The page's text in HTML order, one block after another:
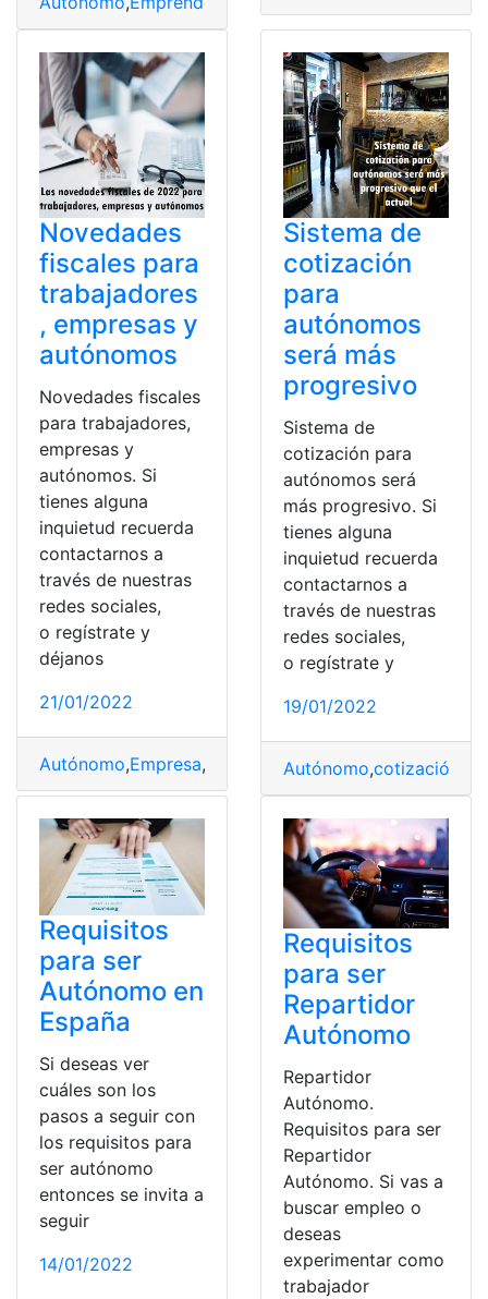
Novedades
fiscales para
trabajadores
, empresas y
autónomos
Novedades fiscales
para trabajadores,
empresas y
autónomos. Si
tienes alguna
inquietud recuerda
contactarnos a
través de nuestras
redes sociales,
o regístrate y
déjanos
21/01/2022
Autónomo,Empresa, Novedades Trabajadores
Sistema de
cotización
para
autónomos
será más
progresivo
Sistema de
cotización para
autónomos será
más progresivo. Si
tienes alguna
inquietud recuerda
contactarnos a
través de nuestras
redes sociales,
o regístrate y
19/01/2022
Autónomo,cotización
Requisitos
para ser
Autónomo en
España
Si deseas ver
cuáles son los
pasos a seguir con
los requisitos para
ser autónomo
entonces se invita a
seguir
14/01/2022
Requisitos
para ser
Repartidor
Autónomo
Repartidor
Autónomo.
Requisitos para ser
Repartidor
Autónomo. Si vas a
buscar empleo o
deseas
experimentar como
trabajador